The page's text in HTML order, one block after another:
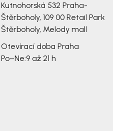
Kutnohorská 532 Praha-
Štěrboholy, 109 00 Retail Park
Štěrboholy, Melody mall
Otevírací doba Praha
Po–Ne:9 až 21 h